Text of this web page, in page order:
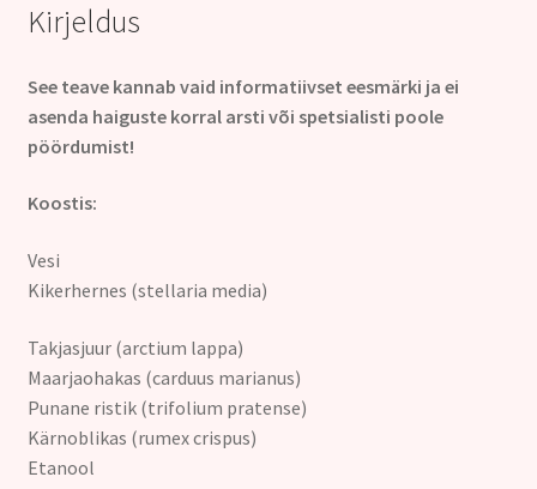
Kirjeldus
See teave kannab vaid informatiivset eesmärki ja ei
asenda haiguste korral arsti või spetsialisti poole
pöördumist!
Koostis:
Vesi
Kikerhernes (stellaria media)
Takjasjuur (arctium lappa)
Maarjaohakas (carduus marianus)
Punane ristik (trifolium pratense)
Kärnoblikas (rumex crispus)
Etanool